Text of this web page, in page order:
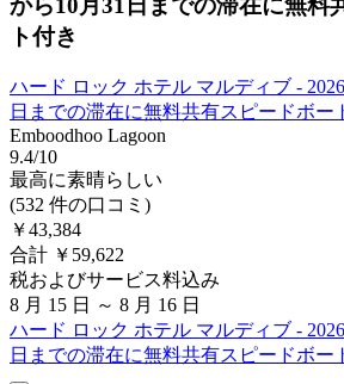
から10月31日までの滞在に無料
ト付き
ハード ロック ホテル マルディブ -
日までの滞在に無料共有スピードボー
Emboodhoo Lagoon
9.4/10
最高に素晴らしい
(532 件の口コミ)
￥43,384
合計 ￥59,622
税およびサービス料込み
8 月 15 日 ～ 8 月 16 日
ハード ロック ホテル マルディブ -
日までの滞在に無料共有スピードボー